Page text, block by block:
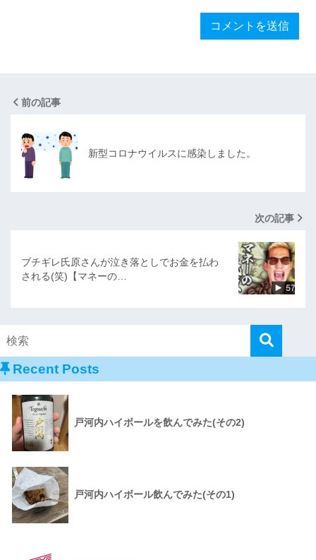
前の記事
新型コロナウイルスに感染しました。
次の記事
ブチギレ氏原さんが泣き落としでお金を払わ
される(笑)【マネーの…
Recent Posts
戸河内ハイボールを飲んでみた(その2)
戸河内ハイボール飲んでみた(その1)